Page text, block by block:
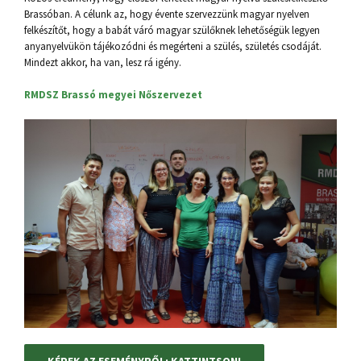
Brassóban. A célunk az, hogy évente szervezzünk magyar nyelven
felkészítőt, hogy a babát váró magyar szülőknek lehetőségük legyen
anyanyelvükön tájékozódni és megérteni a szülés, születés csodáját.
Mindezt akkor, ha van, lesz rá igény.
RMDSZ Brassó megyei Nőszervezet